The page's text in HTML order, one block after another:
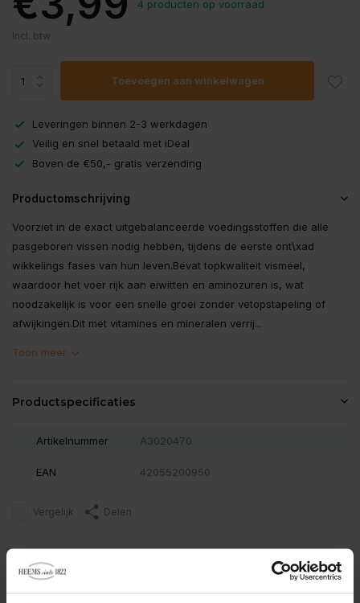
4 producten op voorraad
Incl. btw
Toevoegen aan winkelwagen
Leveringen binnen 2-3 werkdagen
Veilig en snel betaald met iDeal
Boven de €50,- gratis verzending
Productomschrijving
Voorziet in de exact uitgebalanceerde voedingsstoffen die alle
pasgeboren vissen nodig hebben, tijdens de eerste ont\xad
wikkelings fases van hun leven.Bevat topkwaliteit vismeel,
waardoor het voer rijk aan eiwitten en aminozuren is, wat
noodzakelijk is voor een snelle groei zonder vetopstapeling of
afwijkingen.Dit met vitamines en mineralen verrij...
Toon meer
Productspecificaties
Artikelnummer A3020470
EAN 42055200950
Vergelijk Delen
Reviews